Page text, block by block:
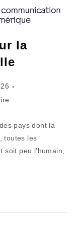
la
pays dont la
toutes les
soit peu l’humain,